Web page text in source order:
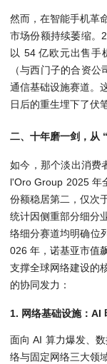
然而，在智能手机革
市场份额持续萎缩。
以 54 亿欧元出售手
（与西门子的合资
通信基础设施赛道。
日后的重生埋下了伏笔
二、十年磨一剑，从
如今，那个淡出消费
l'Oro Group 2025 年
份额稳居第二，仅次
统计因侧重部分细分
络细分赛道均明确位
026 年，诺基亚市值
支撑全球网络建设的
的协同发力：
1. 网络基础设施：AI
面向 AI 算力爆发、
络与固定网络三大领